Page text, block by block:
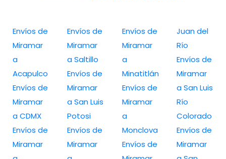
Envíos de
Miramar
a
Acapulco
Envíos de
Miramar
a CDMX
Envíos de
Miramar
Envíos de
Miramar
a Saltillo
Envíos de
Miramar
a San Luis
Potosi
Envíos de
Miramar
Envíos de
Miramar
a
Minatitlán
Envíos de
Miramar
a
Monclova
Envíos de
Juan del
Río
Envíos de
Miramar
a San Luis
Río
Colorado
Envíos de
Miramar